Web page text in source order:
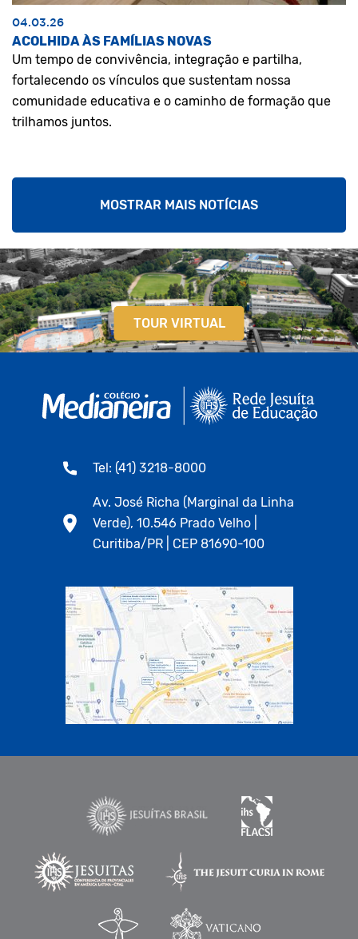
04.03.26
ACOLHIDA ÀS FAMÍLIAS NOVAS
Um tempo de convivência, integração e partilha,
fortalecendo os vínculos que sustentam nossa
comunidade educativa e o caminho de formação que
trilhamos juntos.
MOSTRAR MAIS NOTÍCIAS
TOUR VIRTUAL
Tel: (41) 3218-8000
Av. José Richa (Marginal da Linha
Verde), 10.546 Prado Velho |
Curitiba/PR | CEP 81690-100